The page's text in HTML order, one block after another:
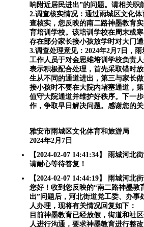
响附近居民进出”的问题。请相关职
2.调查核实情况：通过雨城区文化
查核实，您反映的南二路神墨教育
育培训学校。该培训学校在周末或
存在部分家长接小孩放学时对大门通
3.调查处理意见：2024年2月7日，
工作人员于对金思维培训学校负责
表示积极配合处理，首先采取错时
生从不同的通道进出，第三与家长
接小孩时不要在大院内堵塞通道，
值守大院通道并维护好秩序。下一
作，争取早日解决问题。感谢您的关
雅安市雨城区文化体育和旅游局
2024年2月7日
【2024-02-07 14:41:34】 雨城河北
请耐心等待答复！
【2024-02-07 14:44:19】 雨城河北
您好！收到您反映的“南二路神墨教
出”问题后，河北街道党工委、办事
人办理，现将有关情况回复如下：
目前神墨教育已经放假，街道和社
人进行沟通，要求神墨教育进行整